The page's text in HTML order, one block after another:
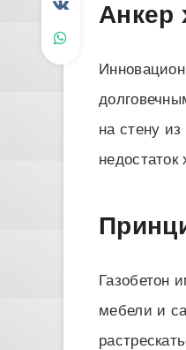
Анкер
на стену
Газобетон
мебели и